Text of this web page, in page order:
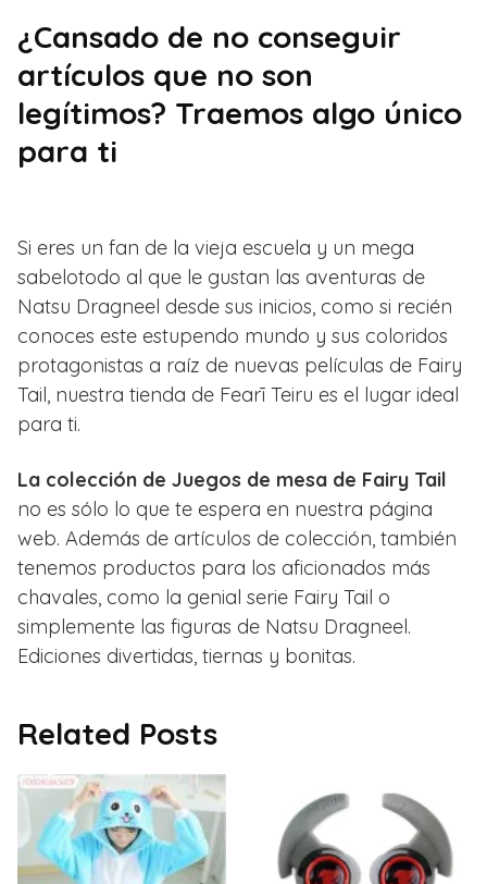
¿Cansado de no conseguir
artículos que no son
legítimos? Traemos algo único
para ti
Si eres un fan de la vieja escuela y un mega
sabelotodo al que le gustan las aventuras de
Natsu Dragneel desde sus inicios, como si recién
conoces este estupendo mundo y sus coloridos
protagonistas a raíz de nuevas películas de Fairy
Tail, nuestra tienda de Fearī Teiru es el lugar ideal
para ti.
La colección de Juegos de mesa de Fairy Tail
no es sólo lo que te espera en nuestra página
web. Además de artículos de colección, también
tenemos productos para los aficionados más
chavales, como la genial serie Fairy Tail o
simplemente las figuras de Natsu Dragneel.
Ediciones divertidas, tiernas y bonitas.
Related Posts